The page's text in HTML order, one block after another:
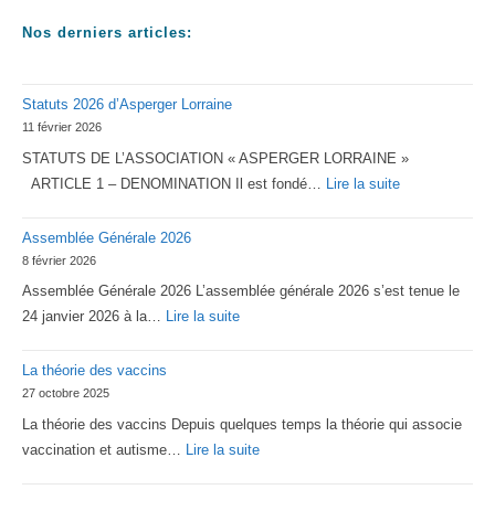
Nos derniers articles:
Statuts 2026 d’Asperger Lorraine
11 février 2026
STATUTS DE L’ASSOCIATION « ASPERGER LORRAINE »
ARTICLE 1 – DENOMINATION Il est fondé… Lire la suite:
Lorraine
Assemblée Générale 2026
8 février 2026
Assemblée Générale 2026 L’assemblée générale 2026 s’est tenue le
24 janvier 2026 à la… Lire la suite:
La théorie des vaccins
27 octobre 2025
La théorie des vaccins Depuis quelques temps la théorie qui associe
vaccination et autisme… Lire la suite: